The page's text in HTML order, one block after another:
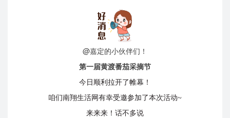
@嘉定的小伙伴们！
第一届黄渡番茄采摘节
今日顺利拉开了帷幕！
咱们南翔生活网有幸受邀参加了本次活动~
来来来！话不多说